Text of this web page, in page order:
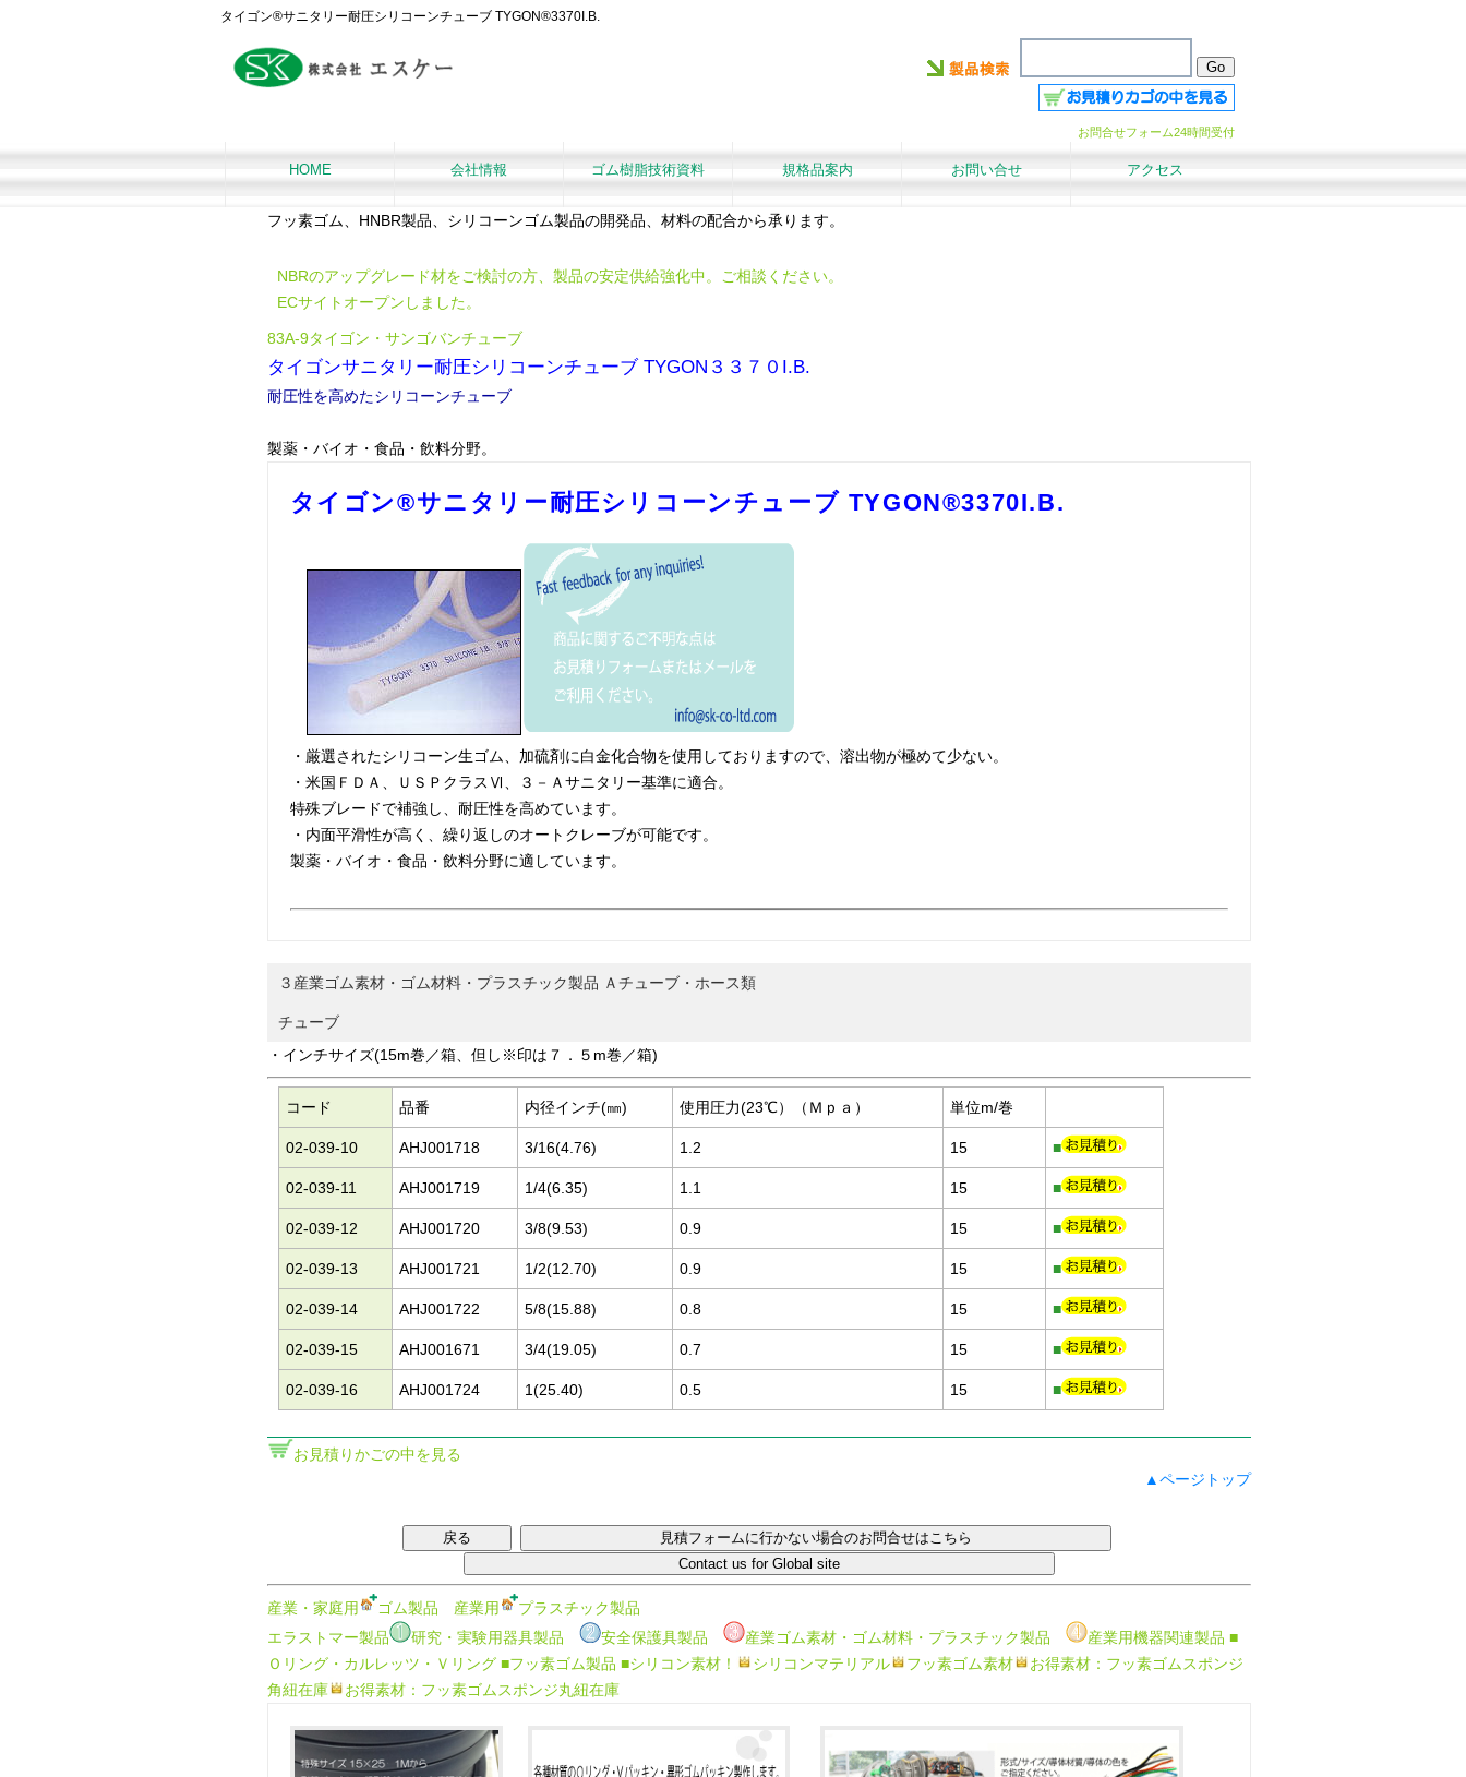
タイゴン®サニタリー耐圧シリコーンチューブ TYGON®3370I.B.
お問合せフォーム24時間受付
HOME 会社情報 ゴム樹脂技術資料 規格品案内 お問い合せ アクセス
フッ素ゴム、HNBR製品、シリコーンゴム製品の開発品、材料の配合から承ります。
NBRのアップグレード材をご検討の方、製品の安定供給強化中。ご相談ください。
ECサイトオープンしました。
83A-9タイゴン・サンゴバンチューブ
タイゴンサニタリー耐圧シリコーンチューブ TYGON３３７０I.B.
耐圧性を高めたシリコーンチューブ
製薬・バイオ・食品・飲料分野。
タイゴン®サニタリー耐圧シリコーンチューブ TYGON®3370I.B.
・厳選されたシリコーン生ゴム、加硫剤に白金化合物を使用しておりますので、溶出物が極めて少ない。
・米国ＦＤＡ、ＵＳＰクラスⅥ、３－Ａサニタリー基準に適合。
特殊ブレードで補強し、耐圧性を高めています。
・内面平滑性が高く、繰り返しのオートクレーブが可能です。
製薬・バイオ・食品・飲料分野に適しています。
３産業ゴム素材・ゴム材料・プラスチック製品 Ａチューブ・ホース類
チューブ
・インチサイズ(15m巻／箱、但し※印は７．５m巻／箱)
コード 品番 内径インチ(㎜) 使用圧力(23℃）（Ｍｐａ） 単位m/巻
02-039-10 AHJ001718 3/16(4.76) 1.2 15 ■
02-039-11 AHJ001719 1/4(6.35) 1.1 15 ■
02-039-12 AHJ001720 3/8(9.53) 0.9 15 ■
02-039-13 AHJ001721 1/2(12.70) 0.9 15 ■
02-039-14 AHJ001722 5/8(15.88) 0.8 15 ■
02-039-15 AHJ001671 3/4(19.05) 0.7 15 ■
02-039-16 AHJ001724 1(25.40) 0.5 15 ■
お見積りかごの中を見る
▲ページトップ
産業・家庭用 ゴム製品 産業用
プラスチック製品
エラストマー製品
研究・実験用器具製品 安全保護具製品 産業ゴム素材・ゴム材料・プラスチック製品 産業用機器関連製品 ■
Ｏリング・カルレッツ・Ｖリング ■フッ素ゴム製品 ■シリコン素材！ シリコンマテリアル フッ素ゴム素材
お得素材：フッ素ゴムスポンジ
角紐在庫
お得素材：フッ素ゴムスポンジ丸紐在庫